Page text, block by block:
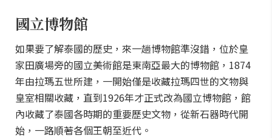
國立博物館
如果要了解泰國的歷史，來一趟博物館準沒錯，位於皇
家田廣場旁的國立美術館是東南亞最大的博物館，1874
年由拉瑪五世所建，一開始僅是收藏拉瑪四世的文物與
皇室相關收藏，直到1926年才正式改為國立博物館，館
內收藏了泰國各時期的重要歷史文物，從新石器時代開
始，一路順著各個王朝至近代。